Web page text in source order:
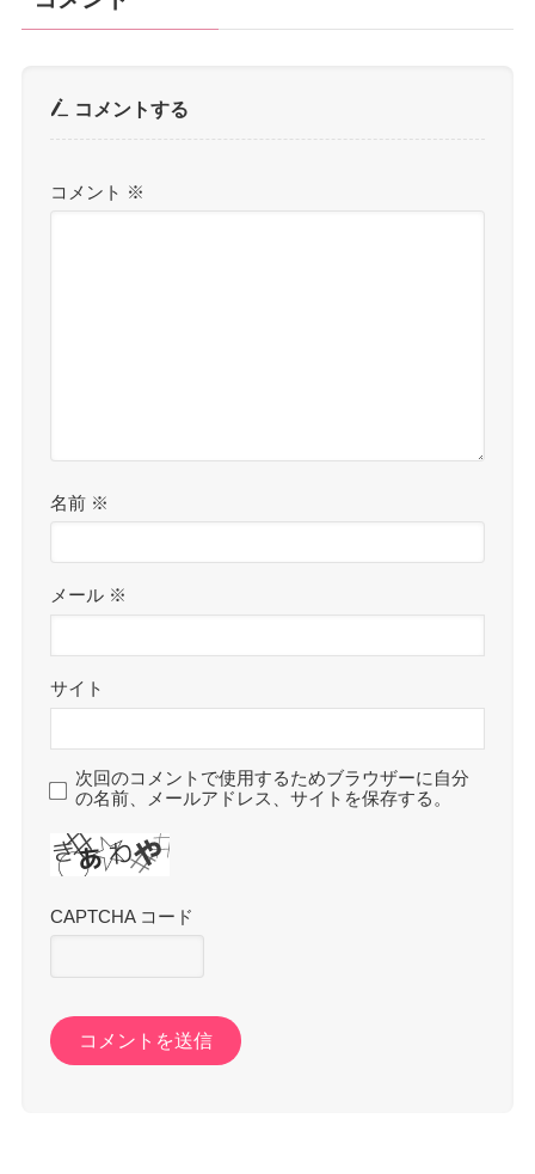
コメントする
コメント ※
名前 ※
メール ※
サイト
次回のコメントで使用するためブラウザーに自分
の名前、メールアドレス、サイトを保存する。
CAPTCHA コード